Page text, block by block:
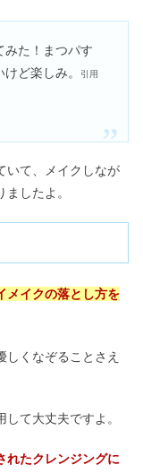
みた！まつパす
ど楽しみ。
引用
いて、メイクしなが
したよ。
メイクの落とし方を
くなぞることさえ
て大丈夫ですよ。
れたクレンジングに